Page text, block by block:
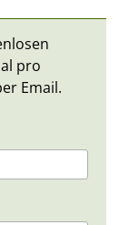
pro
Email.